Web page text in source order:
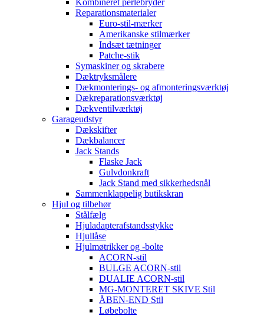
Kombineret perlebryder
Reparationsmaterialer
Euro-stil-mærker
Amerikanske stilmærker
Indsæt tætninger
Patche-stik
Symaskiner og skrabere
Dæktryksmålere
Dækmonterings- og afmonteringsværktøj
Dækreparationsværktøj
Dækventilværktøj
Garageudstyr
Dækskifter
Dækbalancer
Jack Stands
Flaske Jack
Gulvdonkraft
Jack Stand med sikkerhedsnål
Sammenklappelig butikskran
Hjul og tilbehør
Stålfælg
Hjuladapterafstandsstykke
Hjullåse
Hjulmøtrikker og -bolte
ACORN-stil
BULGE ACORN-stil
DUALIE ACORN-stil
MG-MONTERET SKIVE Stil
ÅBEN-END Stil
Løbebolte